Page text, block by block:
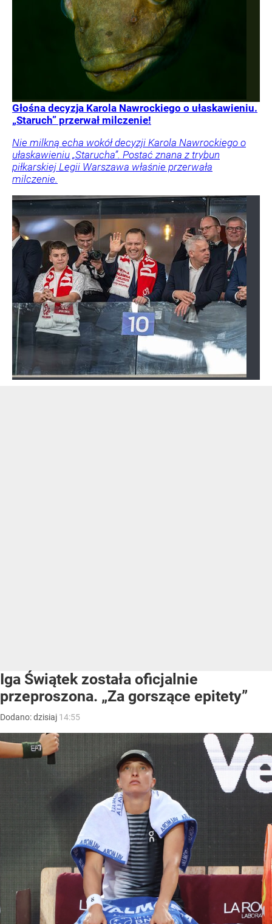
Głośna decyzja Karola Nawrockiego o ułaskawieniu.
„Staruch” przerwał milczenie!
Nie milkną echa wokół decyzji Karola Nawrockiego o
ułaskawieniu „Starucha”. Postać znana z trybun
piłkarskiej Legii Warszawa właśnie przerwała
milczenie.
Iga Świątek została oficjalnie
przeproszona. „Za gorszące epitety”
Dodano:dzisiaj 14:55